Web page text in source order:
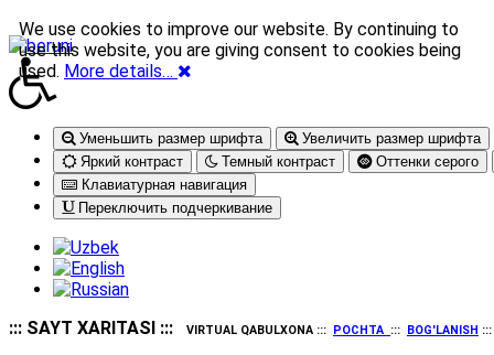
Уменьшить размер шрифта
Увеличить размер шрифта
Яркий контраст
Темный контраст
Оттенки серого
Клавиатурная навигация
Переключить подчеркивание
::: SAYT XARITASI ::: VIRTUAL QABULXONA ::: POCHTA ::: BOG'LANISH
We use cookies to improve our website. By continuing to
use this website, you are giving consent to cookies being
used. More details…